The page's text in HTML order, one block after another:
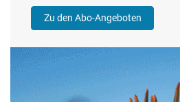
Zu den Abo-Angeboten